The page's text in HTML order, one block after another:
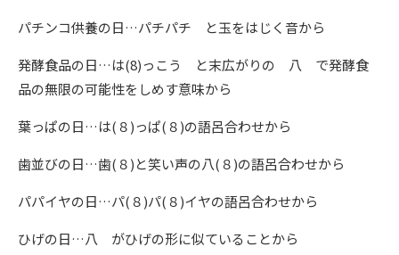
パチンコ供養の日…パチパチ と玉をはじく音から
発酵食品の日…は(8)っこう と末広がりの 八 で発酵食
品の無限の可能性をしめす意味から
葉っぱの日…は(８)っぱ(８)の語呂合わせから
歯並びの日…歯(８)と笑い声の八(８)の語呂合わせから
パパイヤの日…パ(８)パ(８)イヤの語呂合わせから
ひげの日…八 がひげの形に似ていることから